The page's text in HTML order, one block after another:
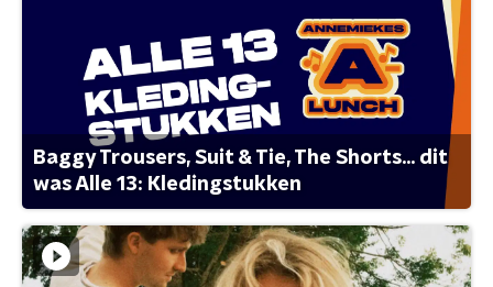
Baggy Trousers, Suit & Tie, The Shorts... dit
was Alle 13: Kledingstukken